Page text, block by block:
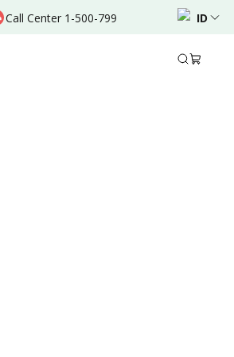
Call Center 1-500-799 ID